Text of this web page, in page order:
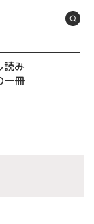
読み
一冊